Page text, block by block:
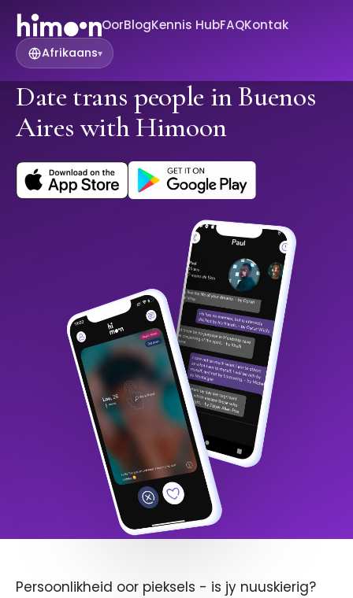
OorBlogKennis HubFAQKontak
Afrikaans▾
Date trans people in Buenos
Aires with Himoon
Persoonlikheid oor pieksels - is jy nuuskierig?